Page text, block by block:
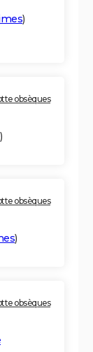
)
obsèques
)
obsèques
)
obsèques